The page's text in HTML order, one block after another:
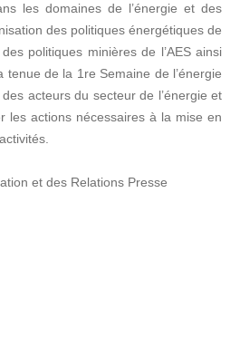
les domaines de l’énergie et des
des politiques énergétiques de
des politiques minières de l’AES ainsi
tenue de la 1re Semaine de l’énergie
acteurs du secteur de l’énergie et
les actions nécessaires à la mise en
et des Relations Presse